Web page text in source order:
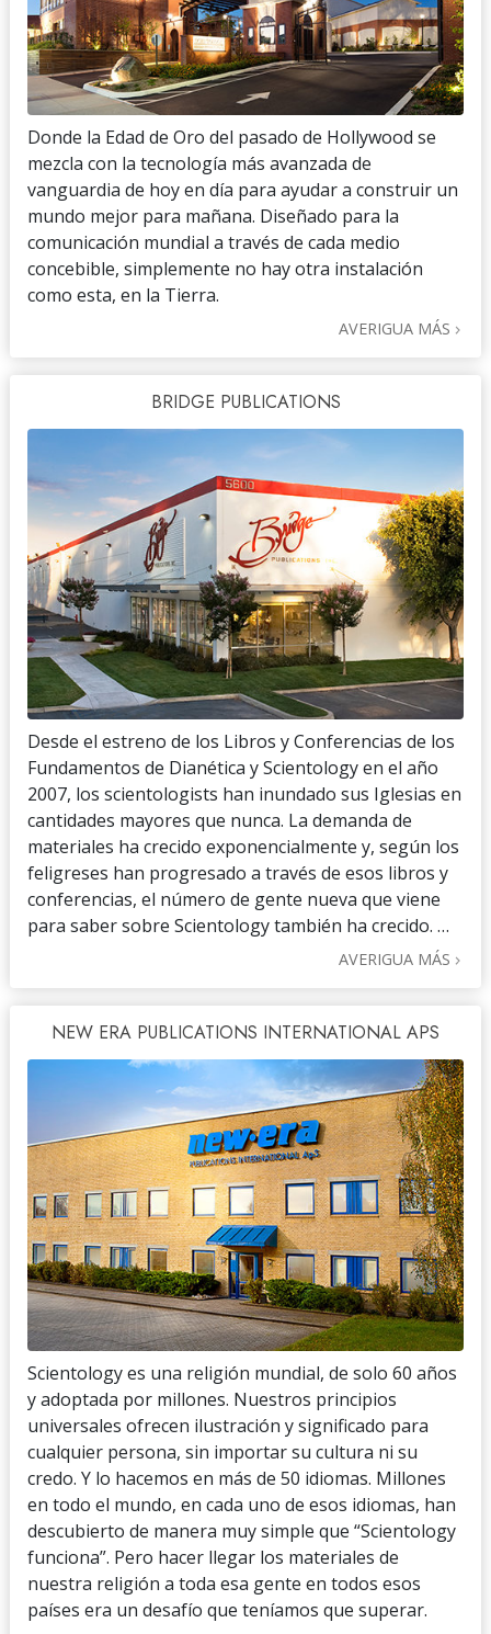
Donde la Edad de Oro del pasado de Hollywood se
mezcla con la tecnología más avanzada de
vanguardia de hoy en día para ayudar a construir un
mundo mejor para mañana. Diseñado para la
comunicación mundial a través de cada medio
concebible, simplemente no hay otra instalación
como esta, en la Tierra.
AVERIGUA MÁS
BRIDGE PUBLICATIONS
Desde el estreno de los Libros y Conferencias de los
Fundamentos de Dianética y Scientology en el año
2007, los scientologists han inundado sus Iglesias en
cantidades mayores que nunca. La demanda de
materiales ha crecido exponencialmente y, según los
feligreses han progresado a través de esos libros y
conferencias, el número de gente nueva que viene
para saber sobre Scientology también ha crecido. …
AVERIGUA MÁS
NEW ERA PUBLICATIONS INTERNATIONAL APS
Scientology es una religión mundial, de solo 60 años
y adoptada por millones. Nuestros principios
universales ofrecen ilustración y significado para
cualquier persona, sin importar su cultura ni su
credo. Y lo hacemos en más de 50 idiomas. Millones
en todo el mundo, en cada uno de esos idiomas, han
descubierto de manera muy simple que “Scientology
funciona”. Pero hacer llegar los materiales de
nuestra religión a toda esa gente en todos esos
países era un desafío que teníamos que superar.